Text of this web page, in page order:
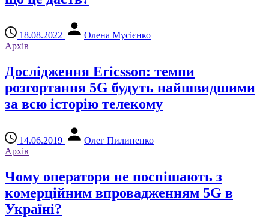
18.08.2022
Олена Мусієнко
Архів
Дослідження Ericsson: темпи
розгортання 5G будуть найшвидшими
за всю історію телекому
14.06.2019
Олег Пилипенко
Архів
Чому оператори не поспішають з
комерційним впровадженням 5G в
Україні?